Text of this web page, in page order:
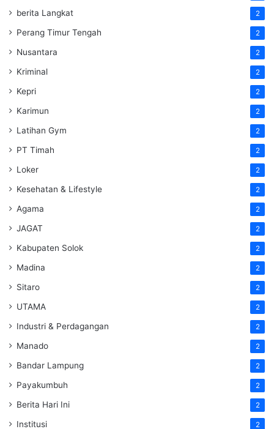
berita Langkat 2
Perang Timur Tengah 2
Nusantara 2
Kriminal 2
Kepri 2
Karimun 2
Latihan Gym 2
PT Timah 2
Loker 2
Kesehatan & Lifestyle 2
Agama 2
JAGAT 2
Kabupaten Solok 2
Madina 2
Sitaro 2
UTAMA 2
Industri & Perdagangan 2
Manado 2
Bandar Lampung 2
Payakumbuh 2
Berita Hari Ini 2
Institusi 2